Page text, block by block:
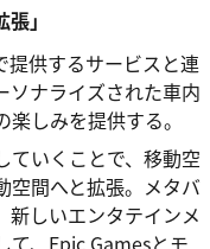
」
供するサービスと連
ソナライズされた車内
しみを提供する。
ていくことで、移動空
空間へと拡張。メタバ
新しいエンタテインメ